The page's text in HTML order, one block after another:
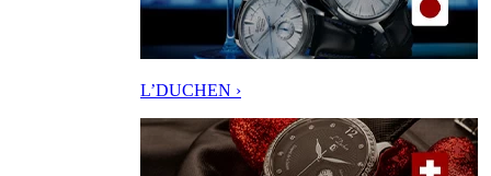
L’DUCHEN ›